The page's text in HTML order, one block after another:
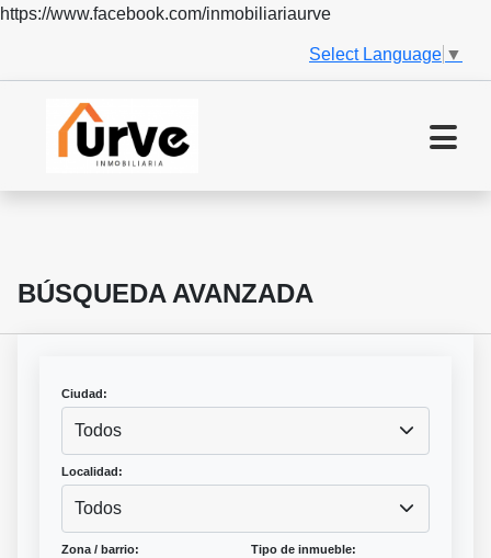
https://www.facebook.com/inmobiliariaurve
Select Language ▼
BÚSQUEDA AVANZADA
Ciudad:
Todos
Localidad:
Todos
Zona / barrio: Tipo de inmueble: